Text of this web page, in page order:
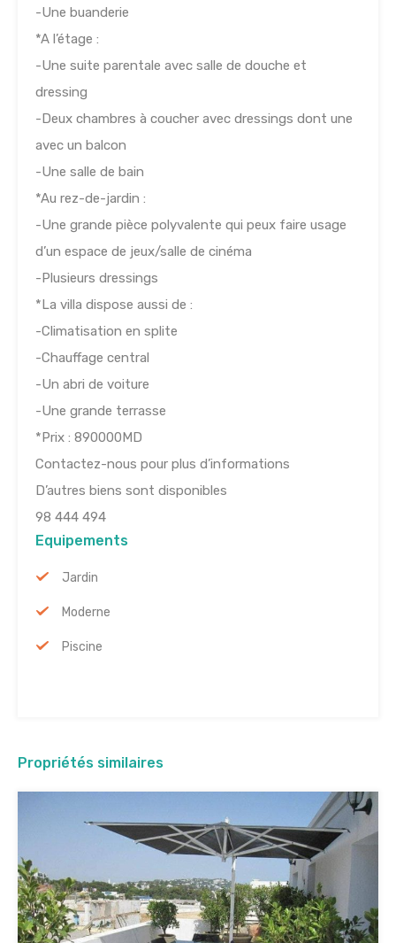
-Une buanderie
*A l’étage :
-Une suite parentale avec salle de douche et
dressing
-Deux chambres à coucher avec dressings dont une
avec un balcon
-Une salle de bain
*Au rez-de-jardin :
-Une grande pièce polyvalente qui peux faire usage
d’un espace de jeux/salle de cinéma
-Plusieurs dressings
*La villa dispose aussi de :
-Climatisation en splite
-Chauffage central
-Un abri de voiture
-Une grande terrasse
*Prix : 890000MD
Contactez-nous pour plus d’informations
D’autres biens sont disponibles
98 444 494
Equipements
Jardin
Moderne
Piscine
Propriétés similaires